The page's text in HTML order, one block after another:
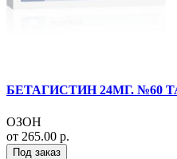
БЕТАГИСТИН 24МГ. №60
ОЗОН
от 265.00 р.
Под заказ